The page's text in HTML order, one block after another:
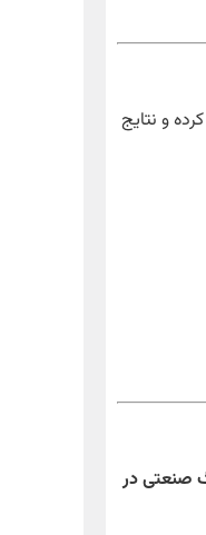
و نتایج
صنعتی در